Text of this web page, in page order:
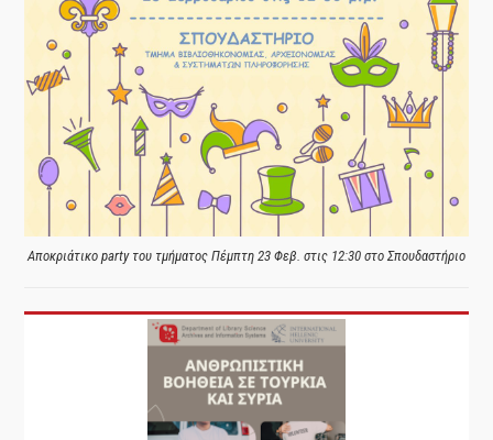
Αποκριάτικο party του τμήματος Πέμπτη 23 Φεβ. στις 12:30 στο Σπουδαστήριο